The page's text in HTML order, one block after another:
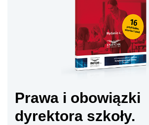
Prawa i obowiązki
dyrektora szkoły.